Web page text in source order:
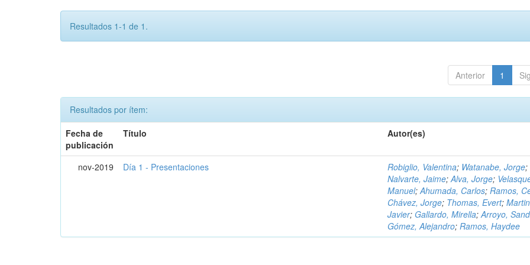
Resultados 1-1 de 1.
Anterior 1
Resultados por ítem:
Fecha de
publicación
Título Autor(es)
nov-2019 Día 1 - Presentaciones Robiglio, Valentina; Watanabe, Jorge;
Nalvarte, Jaime;Alva, Jorge;
Manuel;Ahumada, Carlos;Ramos,
Chávez, Jorge; Thomas, Evert;
Javier; Gallardo, Mirella;Arroyo,
Gómez, Alejandro;Ramos, Haydee